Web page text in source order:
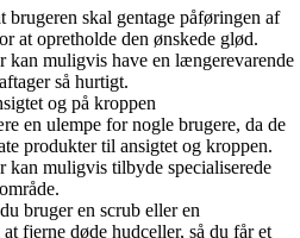
brugeren skal gentage påføringen af
at opretholde den ønskede glød.
kan muligvis have en længerevarende
så hurtigt.
og på kroppen
en ulempe for nogle brugere, da de
produkter til ansigtet og kroppen.
kan muligvis tilbyde specialiserede
bruger en scrub eller en
fjerne døde hudceller, så du får et